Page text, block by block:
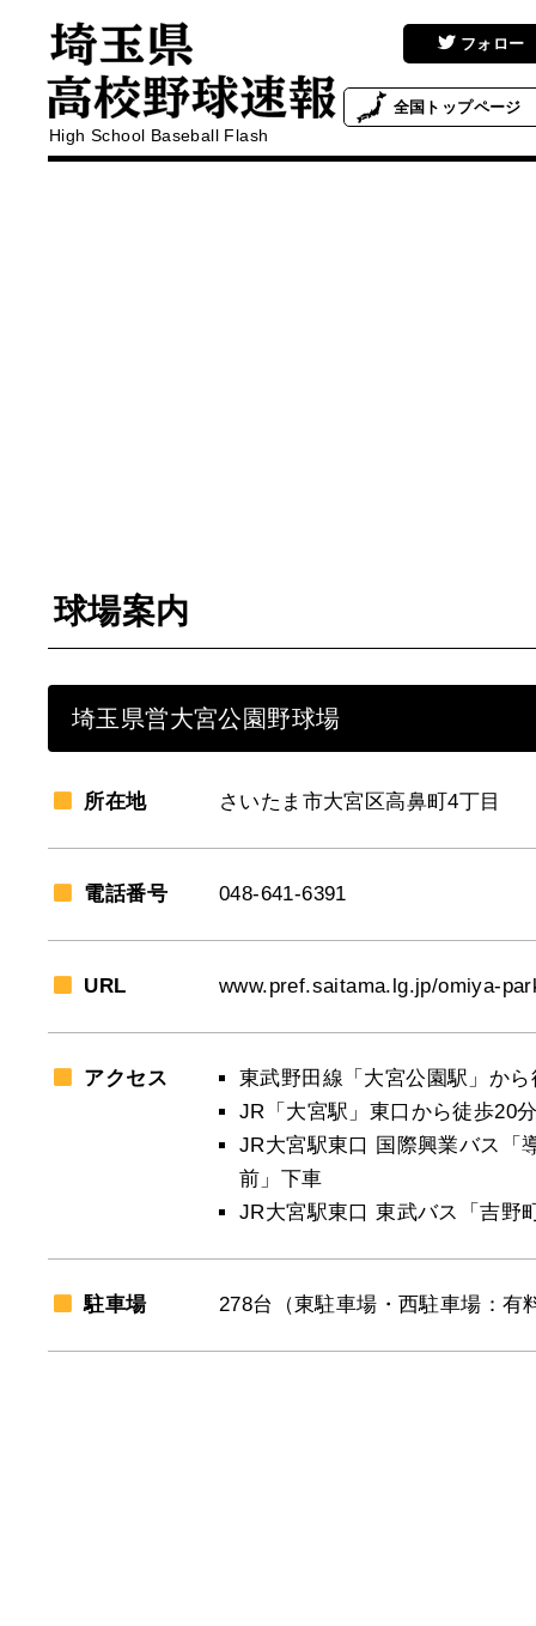
High School Baseball Flash
フォロー
全国 トップページ
球場案内
埼玉県営大宮公園野球場
所在地 さいたま市大宮区高鼻町4丁目
電話番号 048-641-6391
URL www.pref.saitama.lg.jp/omiya-
アクセス
東武野田線「大宮公園駅」から
JR「大宮駅」東口から徒歩20
JR大宮駅東口 国際興業バス「
前」下車
JR大宮駅東口 東武バス「吉野
駐車場 278台（東駐車場・西駐車場：有